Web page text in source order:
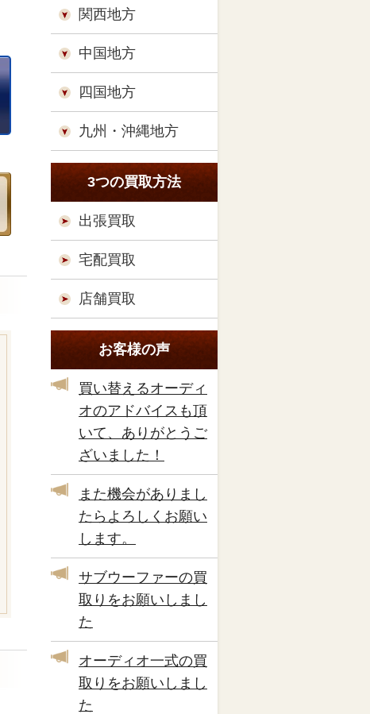
関西地方
中国地方
四国地方
九州・沖縄地方
3つの買取方法
出張買取
宅配買取
店舗買取
お客様の声
買い替えるオーディ
オのアドバイスも頂
いて、ありがとうご
ざいました！
また機会がありまし
たらよろしくお願い
します。
サブウーファーの買
取りをお願いしまし
た
オーディオ一式の買
取りをお願いしまし
た